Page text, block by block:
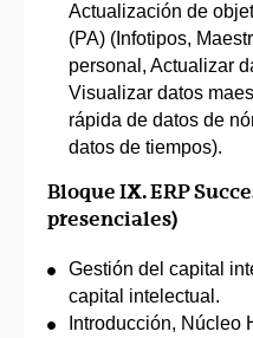
Actualización de
(PA) (Infotipos,
personal, Actualizar
Visualizar datos
rápida de datos de
datos de tiempos).
Bloque IX. ERP
presenciales)
Gestión del capital
capital intelectual.
Introducción, Núcleo